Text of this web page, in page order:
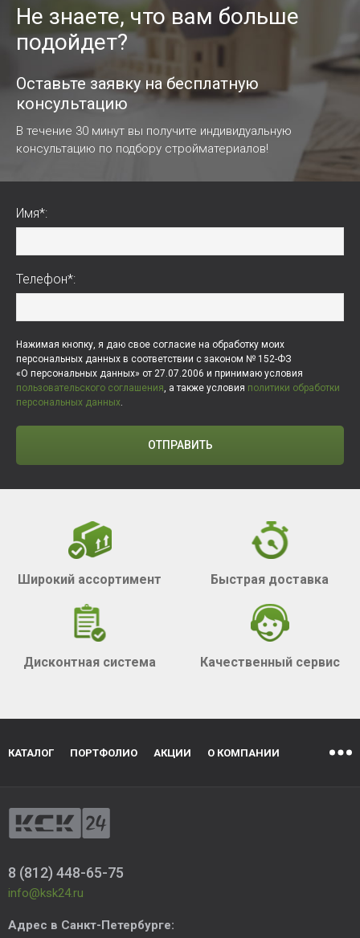
Не знаете, что вам больше
подойдет?
Оставьте заявку на бесплатную
консультацию
В течение 30 минут вы получите индивидуальную
консультацию по подбору стройматериалов!
Имя*:
Телефон*:
Нажимая кнопку, я даю свое согласие на обработку моих
персональных данных в соответствии с законом № 152-ФЗ
«О персональных данных» от 27.07.2006 и принимаю условия
пользовательского соглашения , а также условия политики обработки
персональных данных
ОТПРАВИТЬ
Широкий ассортимент Быстрая доставка
Дисконтная система Качественный сервис
КАТАЛОГ ПОРТФОЛИО АКЦИИ О КОМПАНИИ
8 (812) 448-65-75
info@ksk24.ru
Адрес в Санкт-Петербурге: